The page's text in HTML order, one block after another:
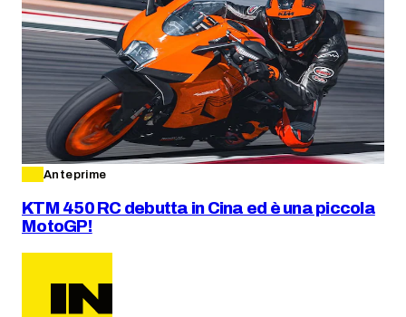
Anteprime
KTM 450 RC debutta in Cina ed è una piccola
MotoGP!